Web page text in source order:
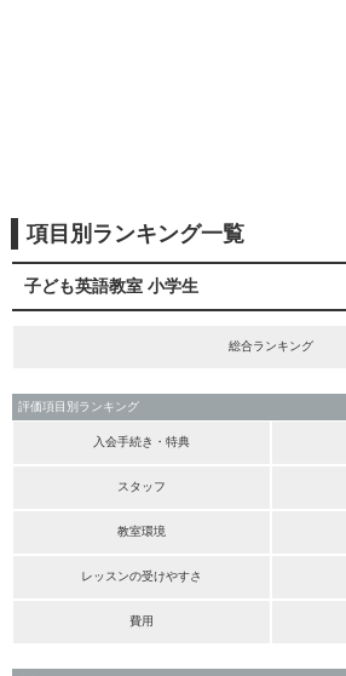
項目別ランキング一覧
子ども英語教室 小学生
総合ランキング
評価項目別ランキング
入会手続き・特典
スタッフ
教室環境
レッスンの受けやすさ
費用